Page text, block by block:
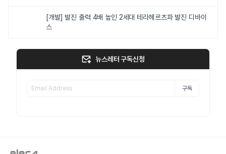
[개발] 발진 출력 4배 높인 2세대 테라헤르츠파 발진 디바이
스
뉴스레터 구독신청
구독